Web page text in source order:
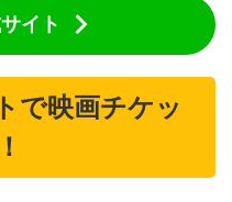
イト
で映画チケッ